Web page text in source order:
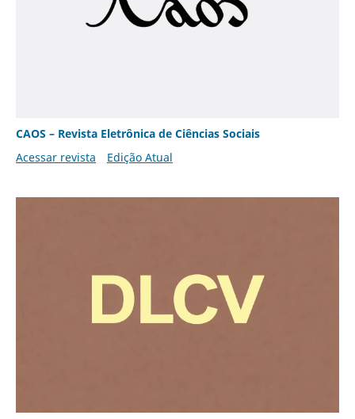
CAOS – Revista Eletrônica de Ciências Sociais
Acessar revista
Edição Atual